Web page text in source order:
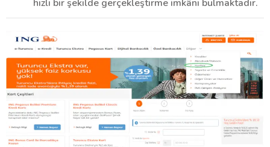
hızlı bir şekilde gerçekleştirme imkânı bulmaktadır.